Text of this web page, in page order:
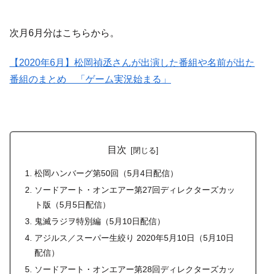
次月6月分はこちらから。
【2020年6月】松岡禎丞さんが出演した番組や名前が出た
番組のまとめ 「ゲーム実況始まる」
目次
松岡ハンバーグ第50回（5月4日配信）
ソードアート・オンエアー第27回ディレクターズカッ
ト版（5月5日配信）
鬼滅ラジヲ特別編（5月10日配信）
アジルス／スーパー生絞り 2020年5月10日（5月10日
配信）
ソードアート・オンエアー第28回ディレクターズカッ